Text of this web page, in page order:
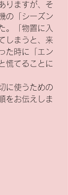
りますが、そ
の「シーズン
。「物置に入
しまうと、来
た時に「エン
慌てることに
に使うための
をお伝えしま